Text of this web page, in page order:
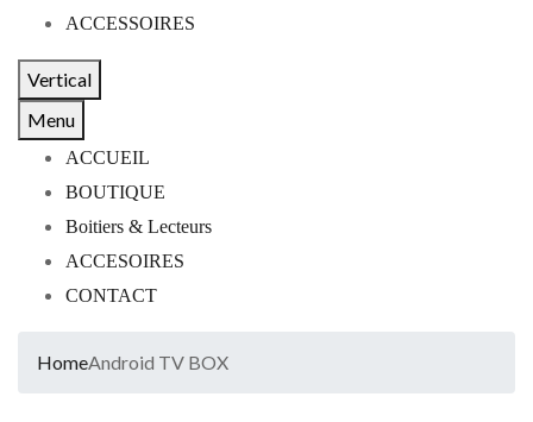
ACCESSOIRES
Vertical
Menu
ACCUEIL
BOUTIQUE
Boitiers & Lecteurs
ACCESOIRES
CONTACT
HomeAndroid TV BOX